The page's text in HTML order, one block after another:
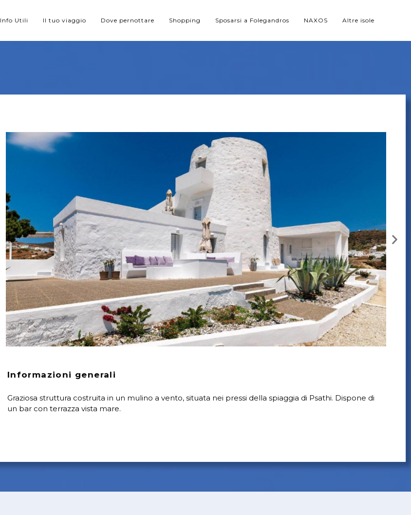
Info Utili Il tuo viaggio Dove pernottare Shopping Sposarsi a Folegandros NAXOS Altre isole
Informazioni generali
Graziosa struttura costruita in un mulino a vento, situata nei pressi della spiaggia di Psathi. Dispone di
un bar con terrazza vista mare.